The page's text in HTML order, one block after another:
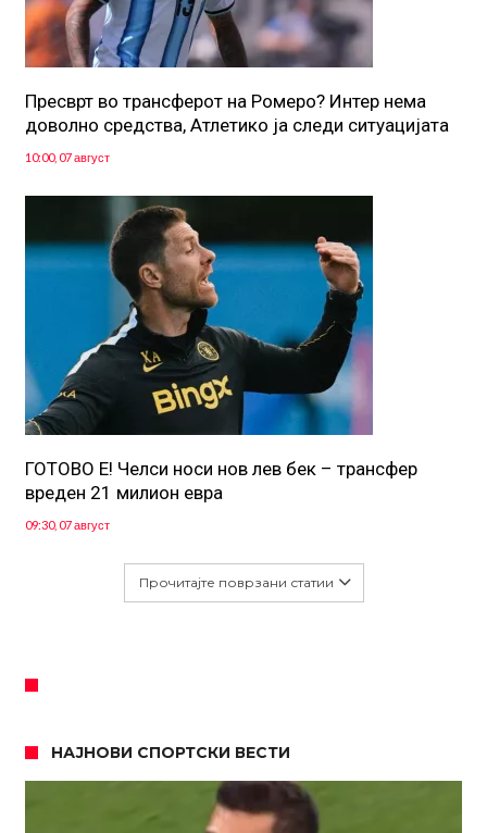
Пресврт во трансферот на Ромеро? Интер нема
доволно средства, Атлетико ја следи ситуацијата
10:00, 07 август
ГОТОВО Е! Челси носи нов лев бек – трансфер
вреден 21 милион евра
09:30, 07 август
Прочитајте поврзани статии
НАЈНОВИ СПОРТСКИ ВЕСТИ